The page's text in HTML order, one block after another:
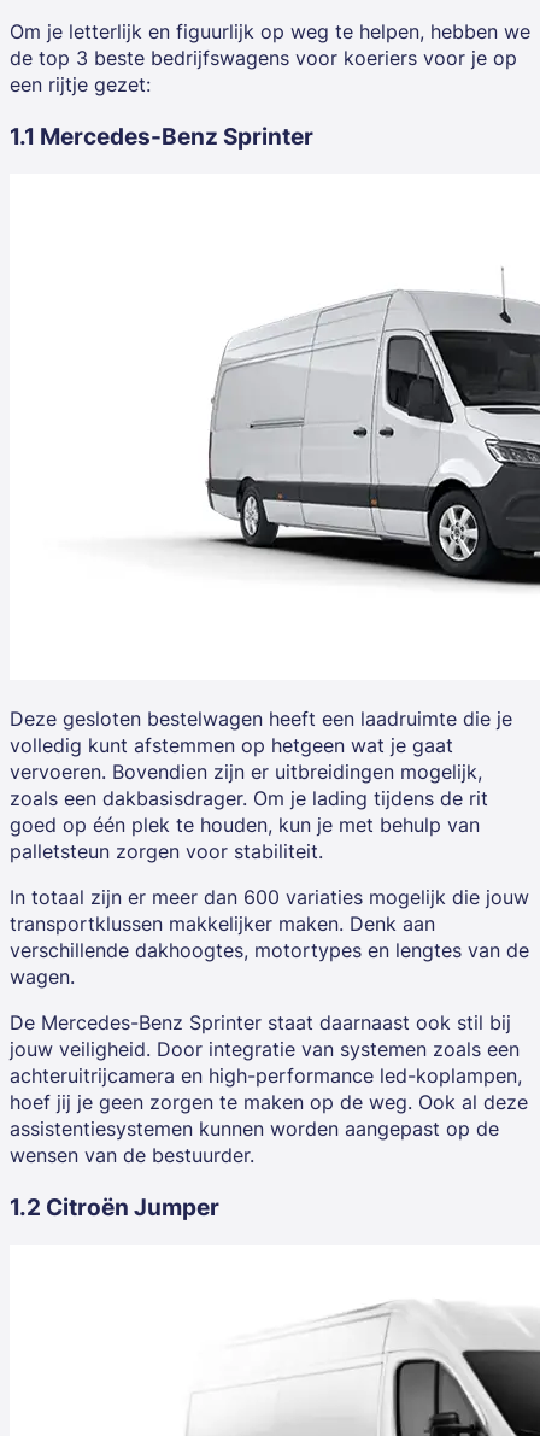
Om je letterlijk en figuurlijk op weg te helpen, hebben we
de top 3 beste bedrijfswagens voor koeriers voor je op
een rijtje gezet:
1.1 Mercedes-Benz Sprinter
Deze gesloten bestelwagen heeft een laadruimte die je
volledig kunt afstemmen op hetgeen wat je gaat
vervoeren. Bovendien zijn er uitbreidingen mogelijk,
zoals een dakbasisdrager. Om je lading tijdens de rit
goed op één plek te houden, kun je met behulp van
palletsteun zorgen voor stabiliteit.
In totaal zijn er meer dan 600 variaties mogelijk die jouw
transportklussen makkelijker maken. Denk aan
verschillende dakhoogtes, motortypes en lengtes van de
wagen.
De Mercedes-Benz Sprinter staat daarnaast ook stil bij
jouw veiligheid. Door integratie van systemen zoals een
achteruitrijcamera en high-performance led-koplampen,
hoef jij je geen zorgen te maken op de weg. Ook al deze
assistentiesystemen kunnen worden aangepast op de
wensen van de bestuurder.
1.2 Citroën Jumper